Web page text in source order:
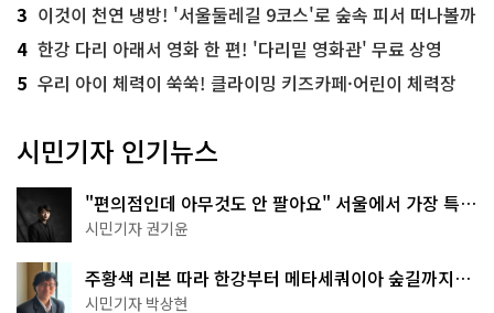
3 이것이 천연 냉방! '서울둘레길 9코스'로 숲속 피서 떠나볼까
4 한강 다리 아래서 영화 한 편! '다리밑 영화관' 무료 상영
5 우리 아이 체력이 쑥쑥! 클라이밍 키즈카페·어린이 체력장
시민기자 인기뉴스
"편의점인데 아무것도 안 팔아요" 서울에서 가장 특별
한 편의점의 정체
시민기자 권기윤
주황색 리본 따라 한강부터 메타세쿼이아 숲길까지…
서울둘레길 15코스
시민기자 박상현